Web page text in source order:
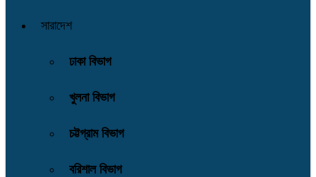
সারাদেশ
ঢাকা বিভাগ
খুলনা বিভাগ
চট্টগ্রাম বিভাগ
বরিশাল বিভাগ